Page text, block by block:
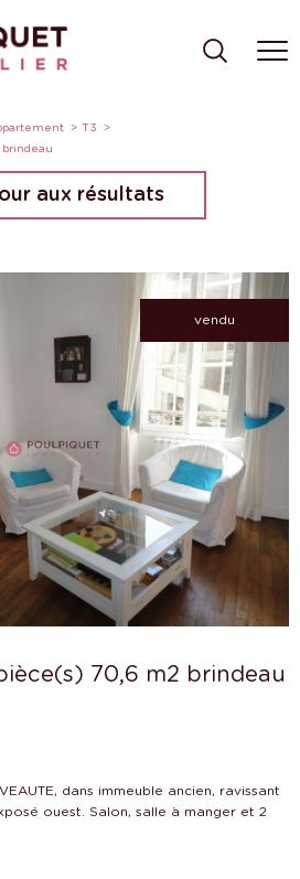
T3
aux résultats
vendu
70,6 m2 brindeau
dans immeuble ancien, ravissant
ouest. Salon, salle à manger et 2